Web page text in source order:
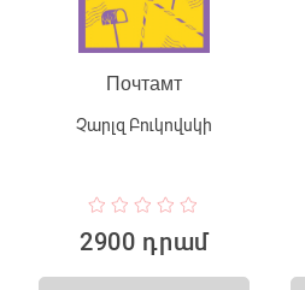
Почтамт
Չարլզ Բուկովսկի
2900 դրամ